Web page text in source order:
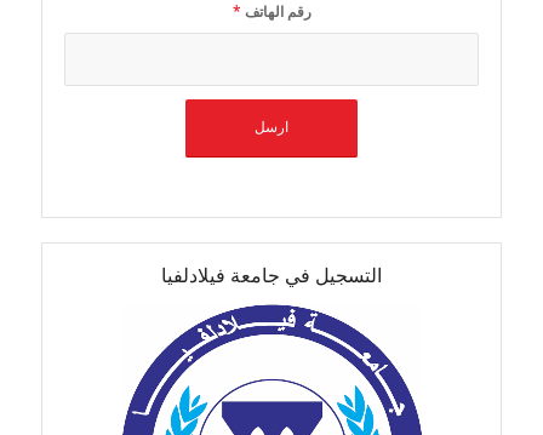
رقم الهاتف *
التسجيل في جامعة فيلادلفيا